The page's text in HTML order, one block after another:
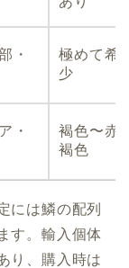
・
極めて希
少
・
褐色〜赤
褐色
には鱗の配列
す。輸入個体
り、購入時は